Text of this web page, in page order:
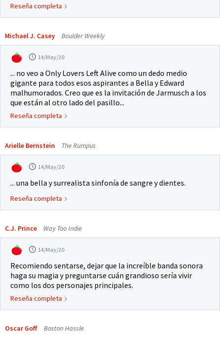
Reseña completa
Michael J. Casey Boulder Weekly
14/May/20
... no veo a Only Lovers Left Alive como un dedo medio
gigante para todos esos aspirantes a Bella y Edward
malhumorados. Creo que es la invitación de Jarmusch a los
que están al otro lado del pasillo...
Reseña completa
Arielle Bernstein The Rumpus
14/May/20
... una bella y surrealista sinfonía de sangre y dientes.
Reseña completa
C.J. Prince Way Too Indie
14/May/20
Recomiendo sentarse, dejar que la increíble banda sonora
haga su magia y preguntarse cuán grandioso sería vivir
como los dos personajes principales.
Reseña completa
Oscar Goff Boston Hassle